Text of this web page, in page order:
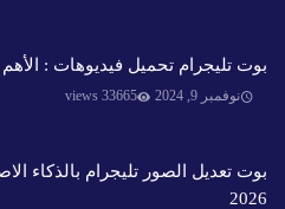
بوت تليجرام تحميل فيديوهات : الأهم 2026✨️
نوفمبر 9, 2024 33665 views
بوت تعديل الصور تليجرام بالذكاء
2026